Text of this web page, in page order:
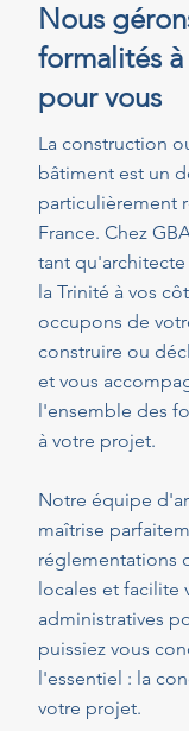
Nous
formalités
pour vous
La construction
bâtiment est un
particulièrement
France. Chez
tant qu'architecte
la Trinité à vos
occupons de
construire ou
et vous
l'ensemble des
à votre projet.
Notre équipe
maîtrise
réglementations
locales et facilite
administratives
puissiez vous
l'essentiel : la
votre projet.